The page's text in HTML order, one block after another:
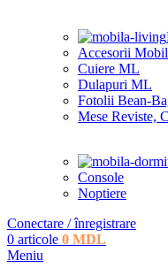
Accesorii
Cuiere ML
Dulapuri ML
Fotolii Bean-
Mese Reviste,
Console
Noptiere
Conectare / înregistrare
0 articole 0 MDL
Meniu